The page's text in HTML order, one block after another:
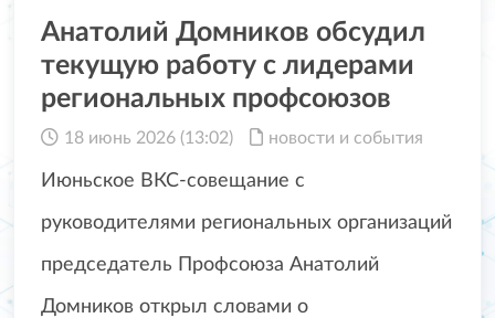
Анатолий Домников обсудил
текущую работу с лидерами
региональных профсоюзов
18 июнь 2026 (13:02) новости и события
Июньское ВКС-совещание с
руководителями региональных организаций
председатель Профсоюза Анатолий
Домников открыл словами о